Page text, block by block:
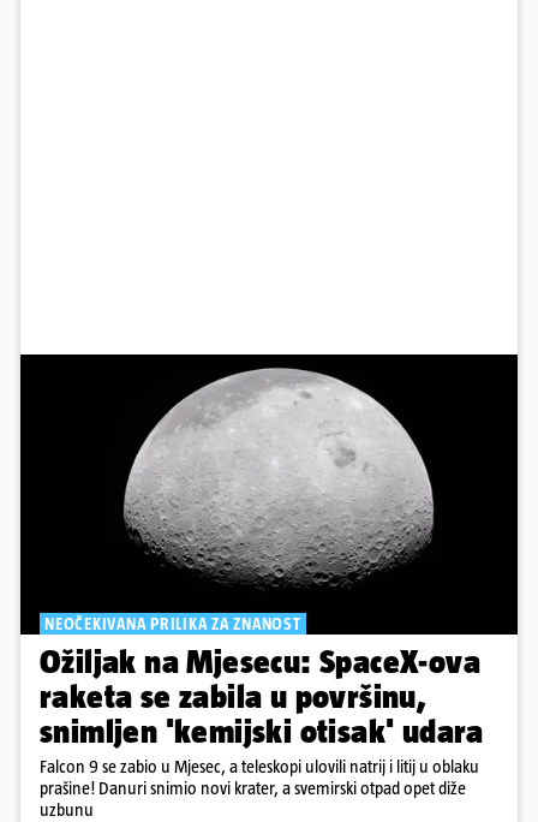
NEOČEKIVANA PRILIKA ZA ZNANOST
Ožiljak na Mjesecu: SpaceX-ova
raketa se zabila u površinu,
snimljen 'kemijski otisak' udara
Falcon 9 se zabio u Mjesec, a teleskopi ulovili natrij i litij u oblaku
prašine! Danuri snimio novi krater, a svemirski otpad opet diže
uzbunu